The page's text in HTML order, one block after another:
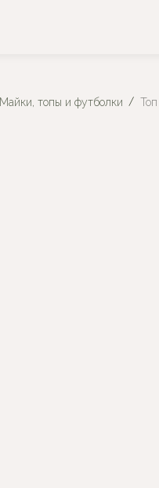
Майки, топы и футболки